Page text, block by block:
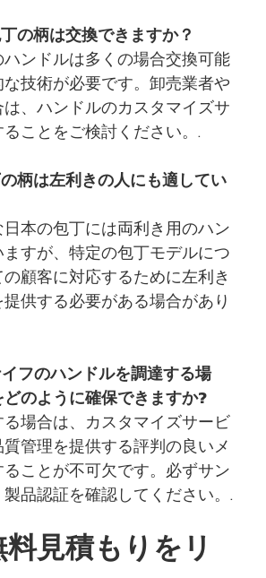
の柄は交換できますか？
ンドルは多くの場合交換可能
技術が必要です。卸売業者や
、ハンドルのカスタマイズサ
ことをご検討ください。.
柄は左利きの人にも適してい
本の包丁には両利き用のハン
ますが、特定の包丁モデルにつ
顧客に対応するために左利き
供する必要がある場合があり
フのハンドルを調達する場
のように確保できますか?
場合は、カスタマイズサービ
管理を提供する評判の良いメ
ことが不可欠です。必ずサン
品認証を確認してください。.
見積もりをリ